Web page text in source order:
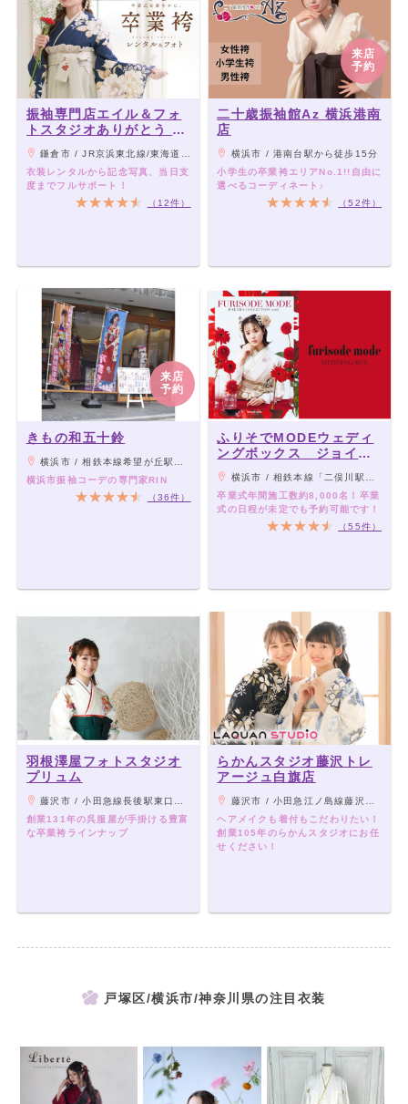
振袖専門店エイル＆フォ
トスタジオありがとう 大
船店
鎌倉市 / JR京浜東北線/東海道本線/横須賀線･湘南モノレール 大船駅 笠間口・東口から徒歩4分
衣装レンタルから記念写真、当日支
度までフルサポート！
（12件）
来店
予約
二十歳振袖館Az 横浜港南
店
横浜市 / 港南台駅から徒歩15分
小学生の卒業袴エリアNo.1!!自由に
選べるコーディネート♪
（52件）
来店
予約
きもの和五十鈴
横浜市 / 相鉄本線希望が丘駅徒歩2分
横浜市振袖コーデの専門家RIN
（36件）
ふりそでMODEウェディ
ングボックス ジョイナ
ステラス二俣川店
横浜市 / 相鉄本線「二俣川駅」よりすぐ
卒業式年間施工数約8,000名！卒業
式の日程が未定でも予約可能です！
（55件）
羽根澤屋フォトスタジオ
プリュム
藤沢市 / 小田急線長後駅東口から徒歩３分
創業131年の呉服屋が手掛ける豊富
な卒業袴ラインナップ
らかんスタジオ藤沢トレ
アージュ白旗店
藤沢市 / 小田急江ノ島線藤沢本町駅から徒歩5分
ヘアメイクも着付もこだわりたい！
創業105年のらかんスタジオにお任
せください！
戸塚区/横浜市/神奈川県の注目衣装